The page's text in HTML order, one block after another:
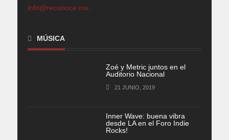
info@reconoce.mx
MÚSICA
Zoé y Metric juntos en el
Auditorio Nacional
21 JUNIO, 2019
Inner Wave: buena vibra
desde LA en el Foro Indie
Rocks!